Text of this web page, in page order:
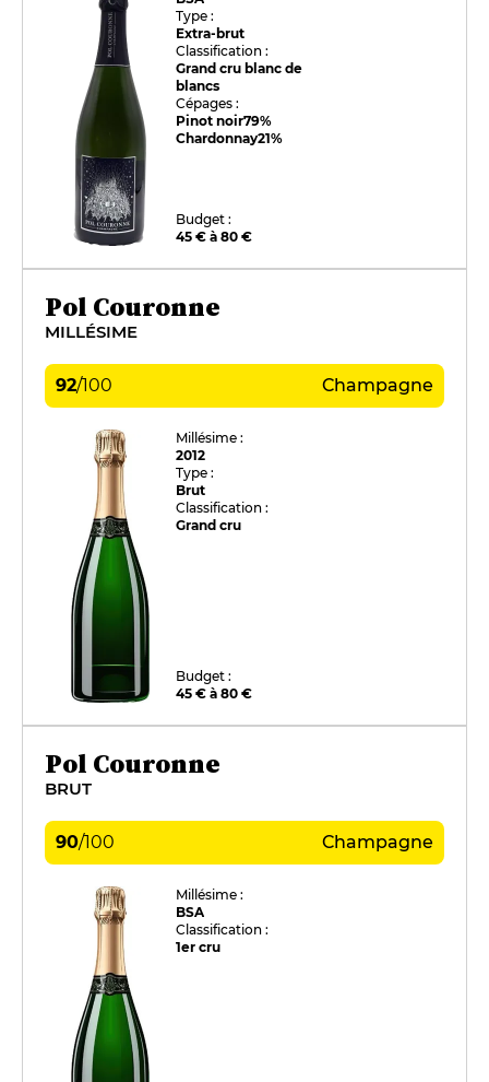
Type :
Extra-brut
Classification :
Grand cru blanc de
blancs
Cépages :
Pinot noir79%
Chardonnay21%
Budget :
45 € à 80 €
Pol Couronne
MILLÉSIME
92/100 Champagne
Millésime :
2012
Type :
Brut
Classification :
Grand cru
Budget :
45 € à 80 €
Pol Couronne
BRUT
90/100 Champagne
Millésime :
BSA
Classification :
1er cru